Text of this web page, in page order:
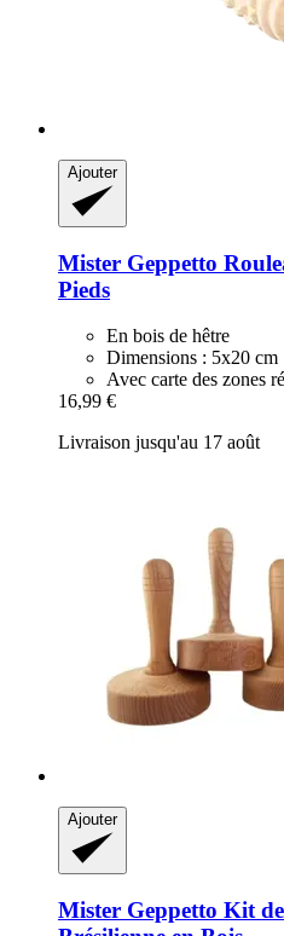
Ajouter
Mister Geppetto
Pieds
En bois de hêtre
Dimensions : 5x20 cm
Avec carte des zones
16,99 €
Livraison jusqu'au 17 août
Ajouter
Mister Geppetto Kit